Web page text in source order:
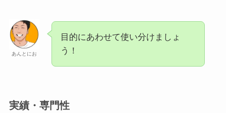
あんとにお
目的にあわせて使い分けましょ
う！
実績・専門性